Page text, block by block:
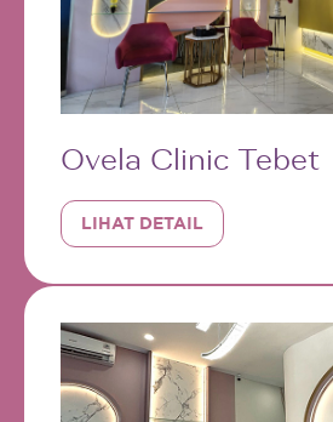
Ovela Clinic Tebet
LIHAT DETAIL